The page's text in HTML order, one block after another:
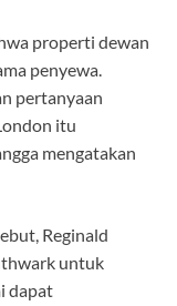
properti dewan
penyewa.
pertanyaan
itu
mengatakan
Reginald
untuk
dapat